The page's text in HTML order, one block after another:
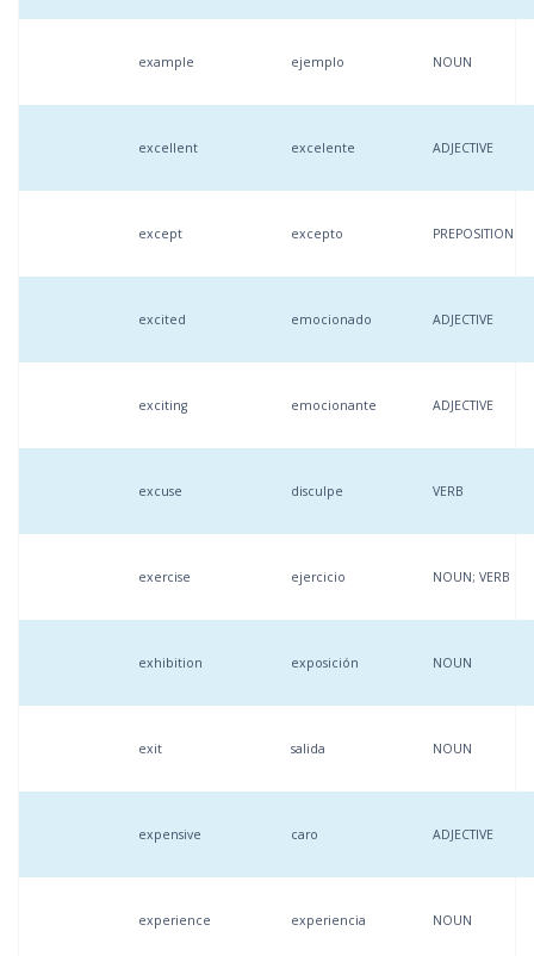
example ejemplo NOUN
excellent excelente ADJECTIVE
except excepto PREPOSITION
excited emocionado ADJECTIVE
exciting emocionante ADJECTIVE
excuse disculpe VERB
exercise ejercicio NOUN; VERB
exhibition exposición NOUN
exit salida NOUN
expensive caro ADJECTIVE
experience experiencia NOUN